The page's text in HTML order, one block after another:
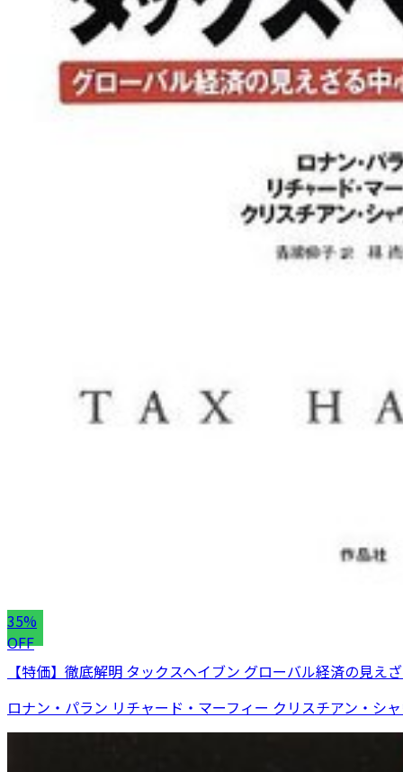
35%
OFF
【特価】徹底解明 タックスヘイブン グローバル経済の見え
ロナン・パラン リチャード・マーフィー クリスチアン・シ